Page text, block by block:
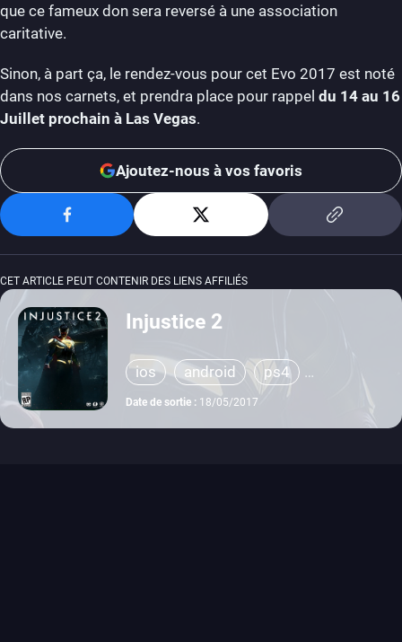
que ce fameux don sera reversé à une association
caritative.
Sinon, à part ça, le rendez-vous pour cet Evo 2017 est noté
dans nos carnets, et prendra place pour rappel du 14 au 16
Juillet prochain à Las Vegas.
Ajoutez-nous à vos favoris
CET ARTICLE PEUT CONTENIR DES LIENS AFFILIÉS
Injustice 2
ios android
ps4
xbox one
Date de sortie : 18/05/2017